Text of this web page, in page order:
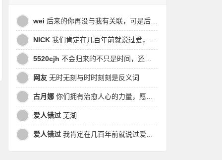
wei 后来的你再没与我有关联，可是后来我的时间皆是你，都说地球是个圆，为何兜兜转转却走不到原点
NICK 我们肯定在几百年前就说过爱，今生却错过。此生无悔，与你爱过。茕茕孑立，且看我对酒当歌，与影对酌。
5520cjh 不会归来的不只是时间，还有曾经的我
网友 无时无刻与时时刻刻是反义词
古月娜 你们拥有治愈人心的力量，愿也将丑陋的人性一起泯灭吧！
爱人错过 芜湖
爱人错过 我肯定在几百年前就说过爱你，只是你忘了，我也记不起。我肯定在几百年前就说过爱你，只是你忘了，我也记不起。 走过路过没遇过，回头转头还是错。你我不曾感受过，相撞在街口，相撞在街口。